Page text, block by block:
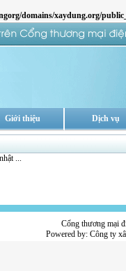
domains/xaydung.org/
Giới thiệu Dịch vụ
...
Cổng thương mại
Powered by: Công ty